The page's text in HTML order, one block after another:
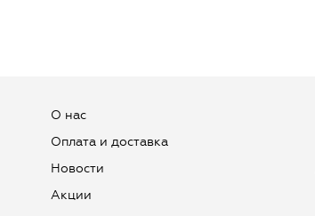
О нас
Оплата и доставка
Новости
Aкции